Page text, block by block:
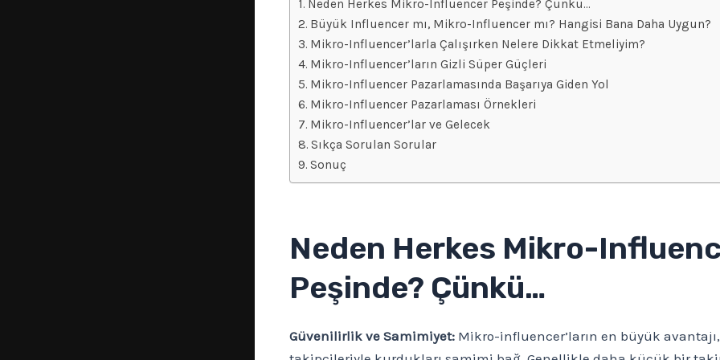
Neden Herkes Mikro-Influencer Peşinde? Çünkü…
Büyük Influencer mı, Mikro-Influencer mı? Hangisi Bana Daha Uygun?
Mikro-Influencer’larla Çalışırken Nelere Dikkat Etmeliyim?
Mikro-Influencer’ların Gizli Süper Güçleri
Mikro-Influencer Pazarlamasında Başarıya Giden Yol
Mikro-Influencer Pazarlaması Örnekleri
Mikro-Influencer’lar ve Gelecek
Sıkça Sorulan Sorular
Sonuç
Neden Herkes Mikro-
Peşinde? Çünkü…
Güvenilirlik ve Samimiyet:Mikro-influencer’ların en büyük avantajı,